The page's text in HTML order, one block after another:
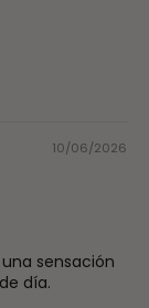
10/06/2026
sensación
día.